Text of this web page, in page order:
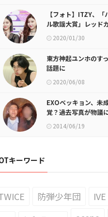
【フォト】ITZY、
ル歌謡大賞」レッド
場 2020/01/30
東方神起ユンホのす
話題に
2020/06/08
EXOベッキョン、未
覚？過去写真が物議
2014/06/19
キーワード
防弾少年団 IVE